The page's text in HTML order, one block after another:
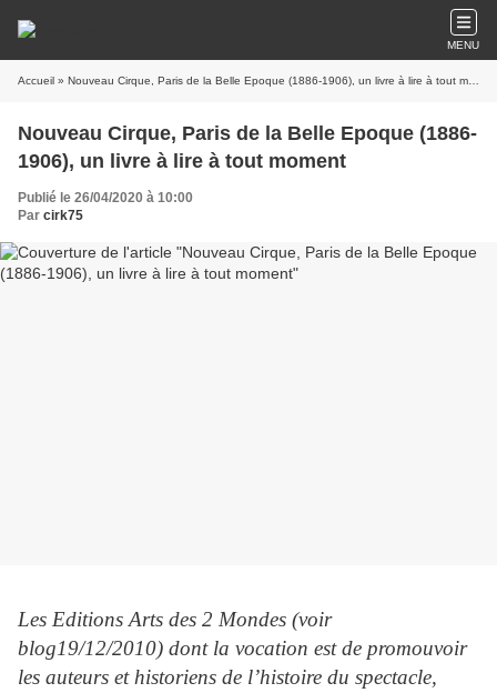
MENU
Accueil » Nouveau Cirque, Paris de la Belle Epoque (1886-1906), un livre à lire à tout moment
Nouveau Cirque, Paris de la Belle Epoque (1886-
1906), un livre à lire à tout moment
Publié le 26/04/2020 à 10:00
Par cirk75
Les Editions Arts des 2 Mondes (voir
blog19/12/2010) dont la vocation est de promouvoir
les auteurs et historiens de l’histoire du spectacle,